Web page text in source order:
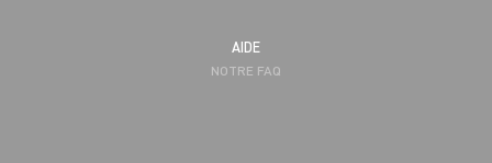
AIDE
NOTRE FAQ